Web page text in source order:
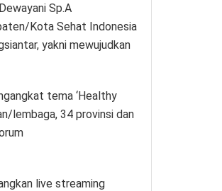
Sp.A
Kota Sehat Indonesia
yakni mewujudkan
tema ‘Healthy
lembaga, 34 provinsi dan
live streaming